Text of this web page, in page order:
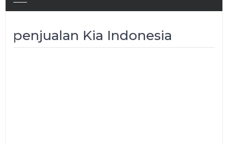
penjualan Kia Indonesia